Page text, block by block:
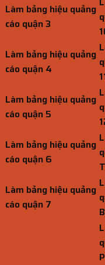
Làm bảng hiệu quảng
cáo quận 3
Làm bảng hiệu quảng
cáo quận 4
Làm bảng hiệu quảng
cáo quận 5
Làm bảng hiệu quảng
cáo quận 6
Làm bảng hiệu quảng
cáo quận 7